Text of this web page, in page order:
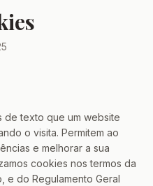
texto que um website
o visita. Permitem ao
e melhorar a sua
cookies nos termos da
e do Regulamento Geral